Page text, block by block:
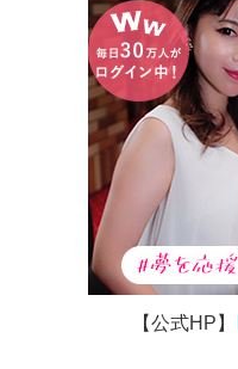
【公式HP】